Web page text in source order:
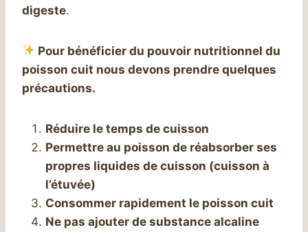
digeste.
Pour bénéficier du pouvoir nutritionnel du
poisson cuit nous devons prendre quelques
précautions.
Réduire le temps de cuisson
Permettre au poisson de réabsorber ses
propres liquides de cuisson (cuisson à
l’étuvée)
Consommer rapidement le poisson cuit
Ne pas ajouter de substance alcaline